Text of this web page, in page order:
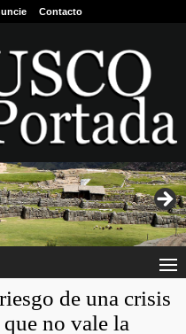
Contacto
de una crisis
no vale la